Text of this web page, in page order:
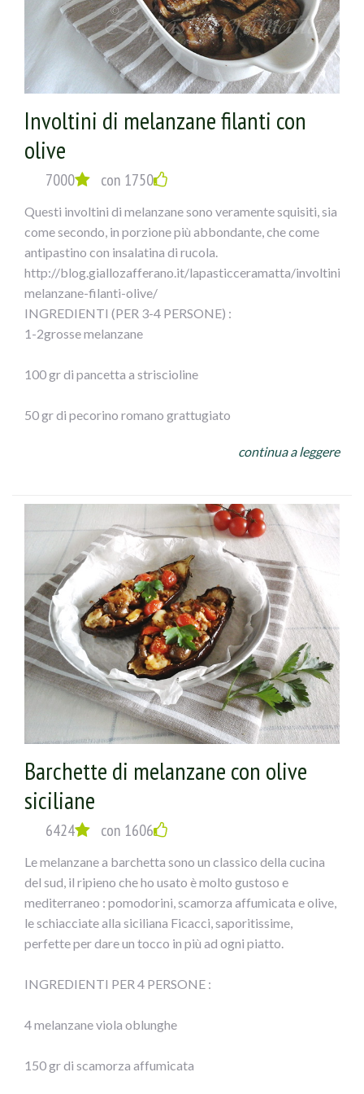
croccante. Unite gli spicchi di aglio sbucciati e
schiacciati alle erbe aromatiche in polvere.
Lasciate insaporire per due minuti, in seguito aggiungete
la polpa di pomodoro. Regolate di sale e pepe,
aggiungete lo zucchero e le foglie di alloro.
Unite i capperi e le olive nere denocciolate FICACCI.
Mescolate bene il tutto e lasciate cuocere 30-40 minuti,
aggiungendo verso fine cottura le foglie di basilico.
Servitele cosce di pollo in umido con olive e capperi con il
Involtini di melanzane filanti con
olive
7000 con 1750
Questi involtini di melanzane sono veramente squisiti, sia
come secondo, in porzione più abbondante, che come
antipastino con insalatina di rucola.
http://blog.giallozafferano.it/lapasticceramatta/involtini-
melanzane-filanti-olive/
INGREDIENTI (PER 3-4 PERSONE) :
1-2grosse melanzane
100 gr di pancetta a striscioline
50 gr di pecorino romano grattugiato
½ spicchio d’aglio
250 gr di mozzarella
olio extra vergine d’oliva
sale
ESECUZIONE:
1) Tagliare le melanzane a fette spesse circa mezzo cm,
cospargerle di sale e metterle in uno scolapasta con dei
pesi sopra per fargli perdere l’acqua; dopo sciacquarle e
farle scolare.
2) Disporle sulla griglia del forno, ungendole con un
pennello sopra; cuocere a 180° per circa 20 minuti (si
possono anche friggere, io ho fatto una cosa più leggera).
3) Mischiare il pecorino con le olive e il prezzemolo
tritati, l’aglio privato dell’anima verde e schiacciato,non
sopra il composto, fette di mozzarella, arrotolare e
circa 10-15 minuti e servire caldi.
continua a leggere
Barchette di melanzane con olive
siciliane
6424 con 1606
Le melanzane a barchetta sono un classico della cucina
del sud, il ripieno che ho usato è molto gustoso e
mediterraneo : pomodorini, scamorza affumicata e olive,
le schiacciate alla siciliana Ficacci, saporitissime,
perfette per dare un tocco in più ad ogni piatto.
INGREDIENTI PER 4 PERSONE :
4 melanzane viola oblunghe
150 gr di scamorza affumicata